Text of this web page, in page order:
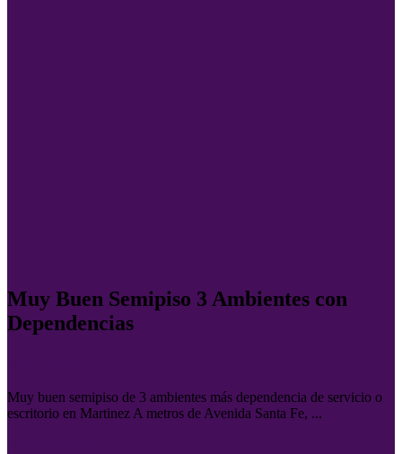
Muy Buen Semipiso 3 Ambientes con
Dependencias
Muy buen semipiso de 3 ambientes más dependencia de servicio o
escritorio en Martinez A metros de Avenida Santa Fe, ...